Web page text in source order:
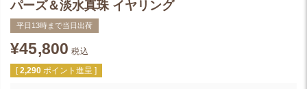
パーズ＆淡水真珠 イヤリング
平日13時まで当日出荷
¥45,800 税込
[ 2,290 ポイント進呈 ]